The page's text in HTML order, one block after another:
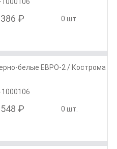
1000106
₽ 0 шт.
белые ЕВРО-2 / Кострома
1000106
₽ 0 шт.